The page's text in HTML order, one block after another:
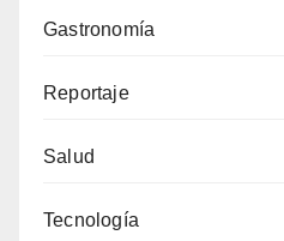
Gastronomía
Reportaje
Salud
Tecnología